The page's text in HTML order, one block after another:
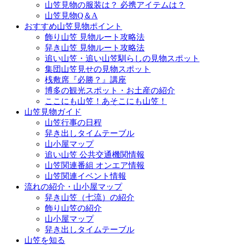
山笠見物の服装は？ 必携アイテムは？
山笠見物Q＆A
おすすめ山笠見物ポイント
飾り山笠 見物ルート攻略法
舁き山笠 見物ルート攻略法
追い山笠・追い山笠馴らしの見物スポット
集団山笠見せの見物スポット
桟敷席『必勝？』講座
博多の観光スポット・お土産の紹介
ここにも山笠！あそこにも山笠！
山笠見物ガイド
山笠行事の日程
舁き出しタイムテーブル
山小屋マップ
追い山笠 公共交通機関情報
山笠関連番組 オンエア情報
山笠関連イベント情報
流れの紹介・山小屋マップ
舁き山笠（七流）の紹介
飾り山笠の紹介
山小屋マップ
舁き出しタイムテーブル
山笠を知る